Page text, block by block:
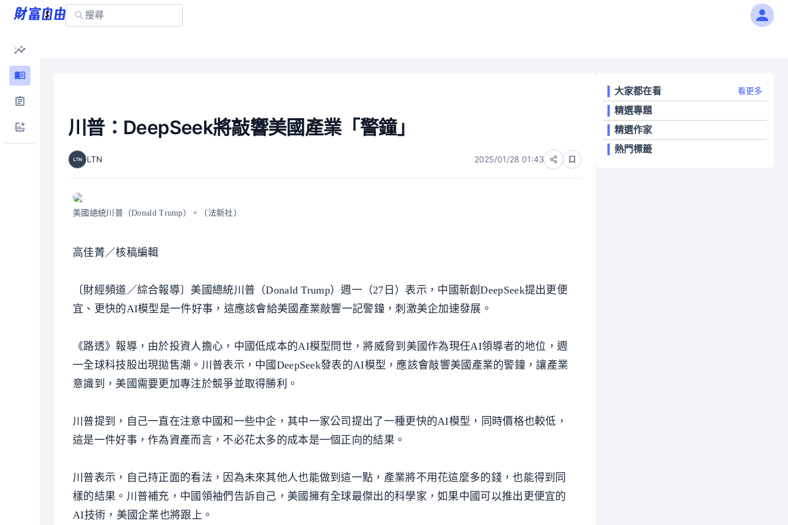
川普：DeepSeek將敲響美國產業「警鐘」
LTN LTN 2025/01/28 01:43
美國總統川普（Donald Trump）。（法新社）
高佳菁／核稿編輯
〔財經頻道／綜合報導〕美國總統川普（Donald Trump）週一（27日）表示，中國新創DeepSeek提出更便
宜、更快的AI模型是一件好事，這應該會給美國產業敲響一記警鐘，刺激美企加速發展。
《路透》報導，由於投資人擔心，中國低成本的AI模型問世，將威脅到美國作為現任AI領導者的地位，週
一全球科技股出現拋售潮。川普表示，中國DeepSeek發表的AI模型，應該會敲響美國產業的警鐘，讓產業
意識到，美國需要更加專注於競爭並取得勝利。
川普提到，自己一直在注意中國和一些中企，其中一家公司提出了一種更快的AI模型，同時價格也較低，
這是一件好事，作為資產而言，不必花太多的成本是一個正向的結果。
川普表示，自己持正面的看法，因為未來其他人也能做到這一點，產業將不用花這麼多的錢，也能得到同
樣的結果。川普補充，中國領袖們告訴自己，美國擁有全球最傑出的科學家，如果中國可以推出更便宜的
AI技術，美國企業也將跟上。
大家都在看 看更多
精選專題
精選作家
熱門標籤